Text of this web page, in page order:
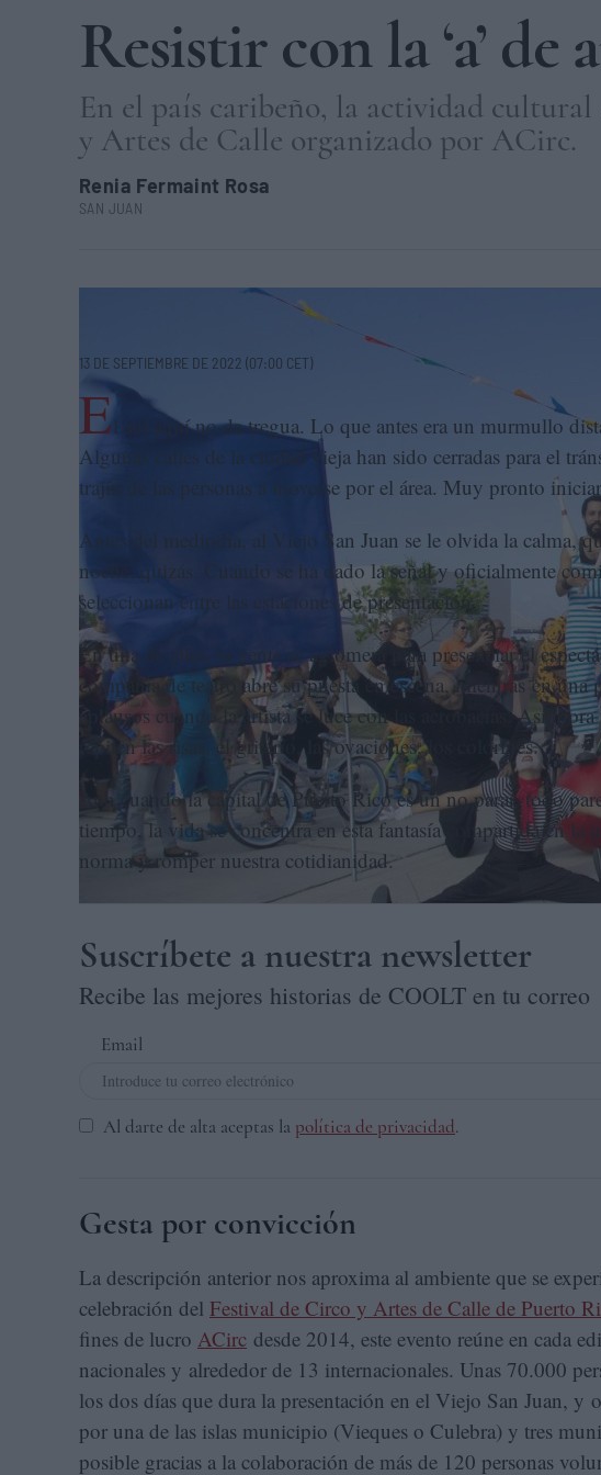
Resistir con la ‘a’
En el país caribeño, la actividad
y Artes de Calle organizado por ACirc.
Renia Fermaint Rosa
SAN JUAN
Espectáculo de Circo Caravana de la Asociación ACirc en el municipio de
13 DE SEPTIEMBRE DE 2022 (07:00 CET)
El sol aquí no da tregua. Lo que antes era un murmullo
Algunas calles de la ciudad vieja han sido cerradas para el
trajín de las personas a moverse por el área. Muy pronto
Antes del mediodía, al Viejo San Juan se le olvida la calma,
noche, quizás. Cuando se ha dado la señal y oficialmente
seleccionan entre las estaciones de presentación.
En una de ellas, la gente se aglomera para presenciar el
compañía de teatro abre su puesta en escena, mientras en una
aplausos cuando la artista se luce con las acrobacias. Así,
repiten las risas, el griterío, las ovaciones, los colorines.
Aun cuando la capital de Puerto Rico es un no parar, todo
tiempo, la vida se concentra en esta fantasía compartida en la
norma y romper nuestra cotidianidad.
Suscríbete a nuestra newsletter
Recibe las mejores historias de COOLT en tu correo
Email
Al darte de alta aceptas la política de privacidad.
Gesta por convicción
La descripción anterior nos aproxima al ambiente que se
celebración del Festival de Circo y Artes de Calle de Puerto
fines de lucro ACirc desde 2014, este evento reúne en cada
nacionales y alrededor de 13 internacionales. Unas 70.000
los dos días que dura la presentación en el Viejo San Juan, y
por una de las islas municipio (Vieques o Culebra) y tres
posible gracias a la colaboración de más de 120 personas